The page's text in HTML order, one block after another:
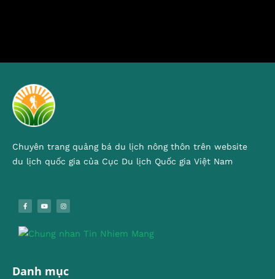
Chuyên trang quảng bá du lịch nông thôn trên website
du lịch quốc gia của Cục Du lịch Quốc gia Việt Nam
Danh mục